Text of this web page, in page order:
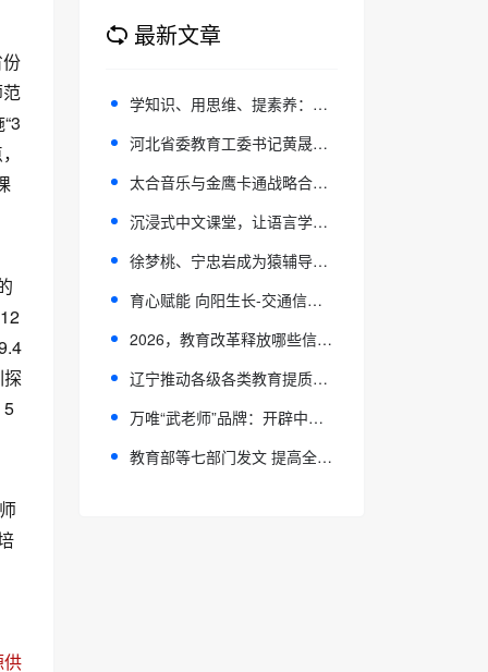
5
供
最新文章
学知识、用思维、提素养：高中大思政教育的 重要遵循与核心抓手
河北省委教育工委书记黄晟：以高质量教师供给支撑教育高质量发展
太合音乐与金鹰卡通战略合作 合力打造青少儿音乐成长IP《中国新声代2026》
沉浸式中文课堂，让语言学习“活”起来 | 专访杭州新环球汉语Teresa老师
徐梦桃、宁忠岩成为猿辅导猿气学姐学长 共推素养教育新实践
育心赋能 向阳生长-交通信息学院开展心理健康专题活动
2026，教育改革释放哪些信号？
辽宁推动各级各类教育提质升级
万唯“武老师”品牌：开辟中考服务新赛道
教育部等七部门发文 提高全民语言文化素养